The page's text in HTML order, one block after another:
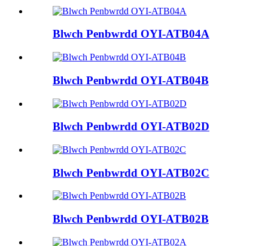
Blwch Penbwrdd OYI-ATB04A
Blwch Penbwrdd OYI-ATB04B
Blwch Penbwrdd OYI-ATB02D
Blwch Penbwrdd OYI-ATB02C
Blwch Penbwrdd OYI-ATB02B